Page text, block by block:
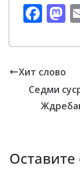
F
e
b
o
o
o
n
Хит слово
Седми
Оставите